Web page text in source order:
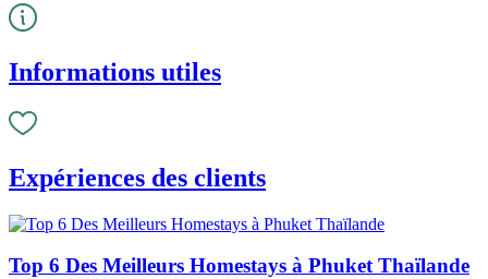
Informations utiles
Expériences des clients
Top 6 Des Meilleurs Homestays à Phuket Thaïlande